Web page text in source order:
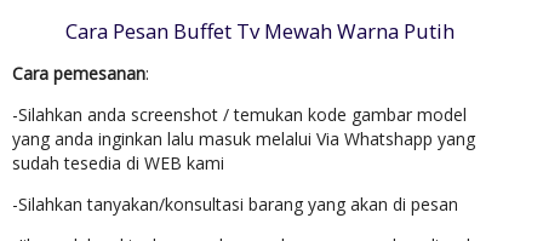
Cara Pesan Buffet Tv Mewah Warna Putih
Cara pemesanan:
-Silahkan anda screenshot / temukan kode gambar model
yang anda inginkan lalu masuk melalui Via Whatshapp yang
sudah tesedia di WEB kami
-Silahkan tanyakan/konsultasi barang yang akan di pesan